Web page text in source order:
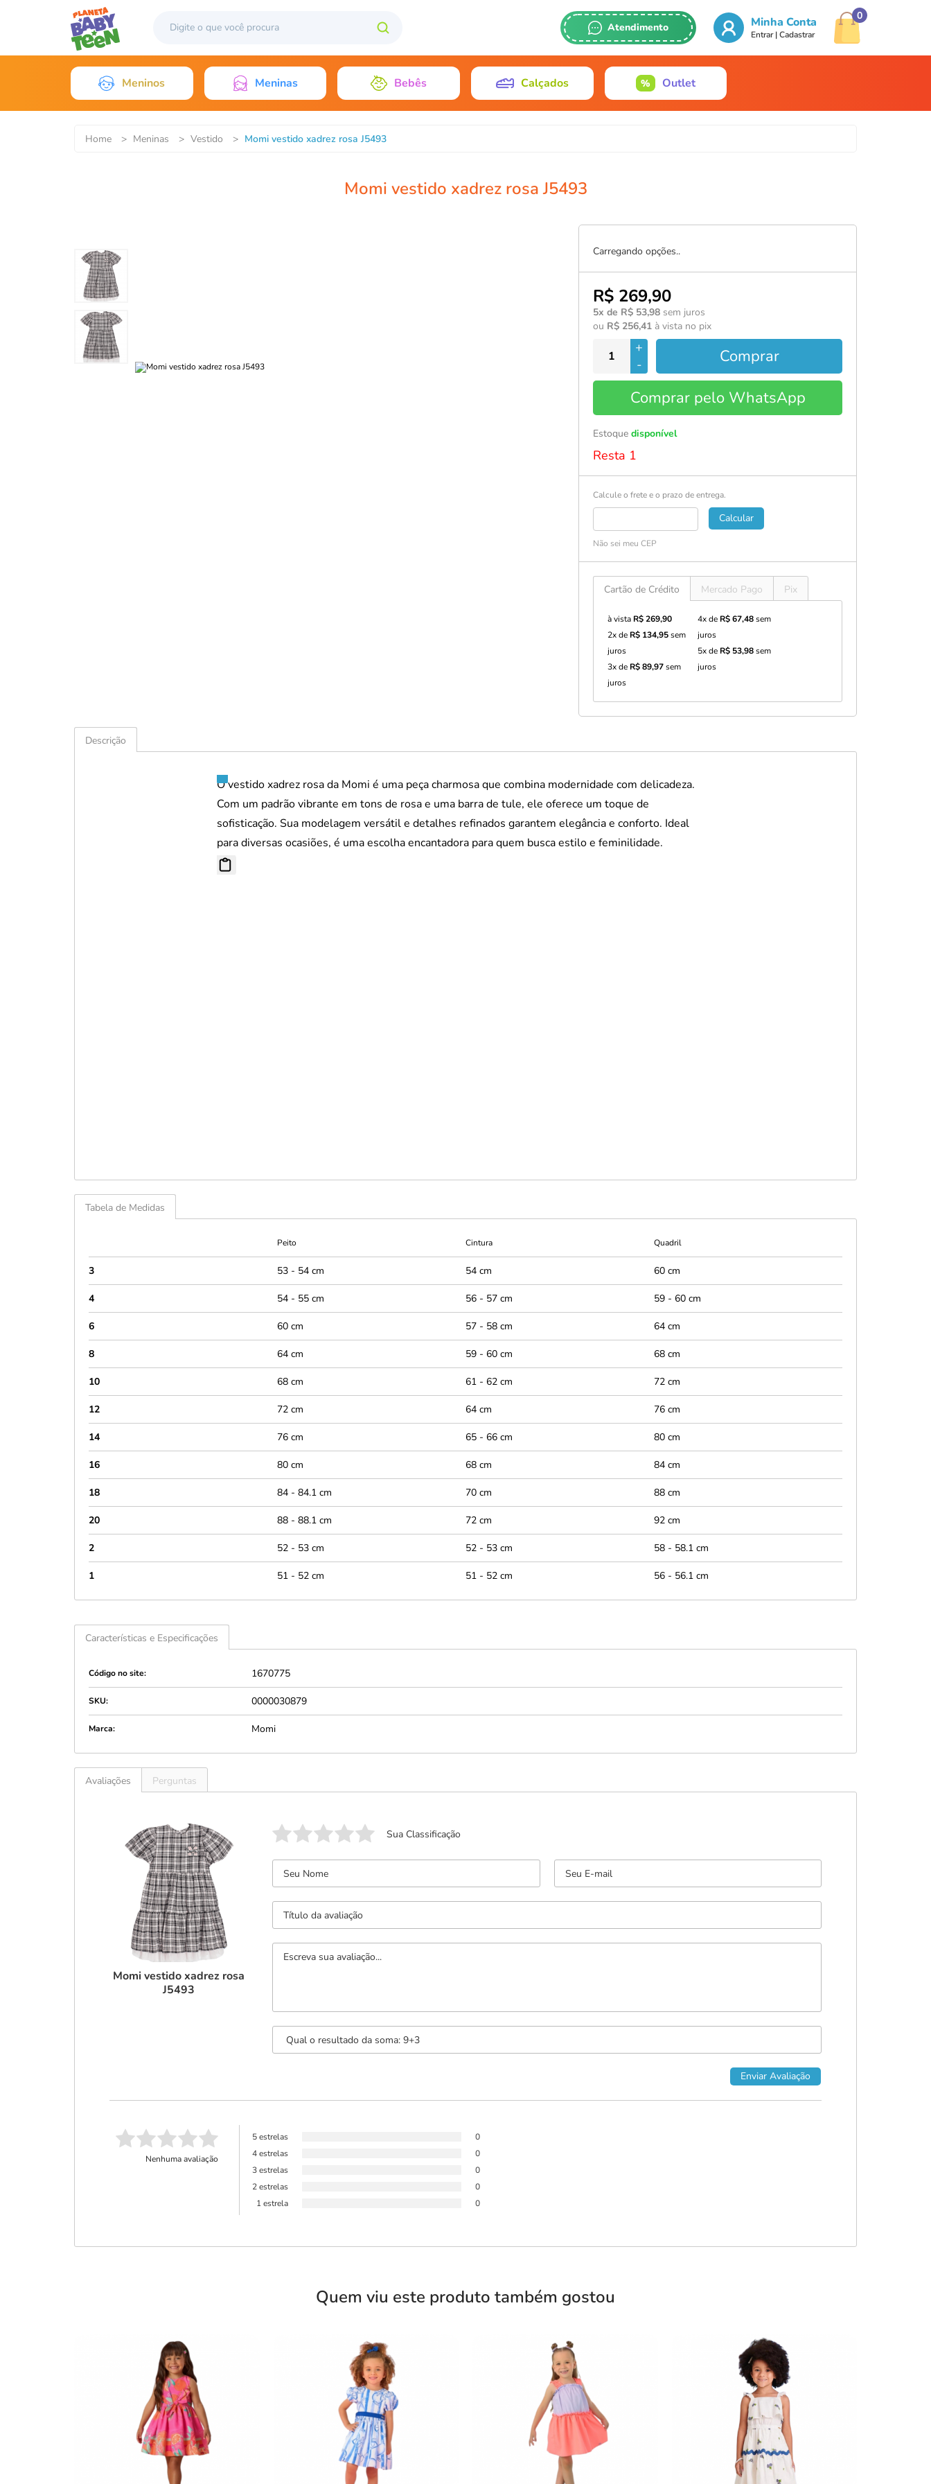
Atendimento
(011) 2628-2126
1198426-3447
Minha Conta
Entrar | Cadastrar
0
Meninos Meninas Bebês Calçados Outlet
Home > Meninas > Vestido > Momi vestido xadrez rosa J5493
Momi vestido xadrez rosa J5493
Carregando opções..
R$ 269,90
5x de R$ 53,98 sem juros
ou R$ 256,41 à vista no pix
+
-
Comprar
Comprar pelo WhatsApp
Estoque disponível
Resta 1
Calcule o frete e o prazo de entrega.
Calcular
Não sei meu CEP
Cartão de Crédito Mercado Pago Pix
à vista R$ 269,90
2x de R$ 134,95sem
juros
3x de R$ 89,97sem
juros
4x de R$ 67,48sem
juros
5x de R$ 53,98sem
juros
Descrição
O vestido xadrez rosa da Momi é uma peça charmosa que combina modernidade com delicadeza.
Com um padrão vibrante em tons de rosa e uma barra de tule, ele oferece um toque de
sofisticação. Sua modelagem versátil e detalhes refinados garantem elegância e conforto. Ideal
para diversas ocasiões, é uma escolha encantadora para quem busca estilo e feminilidade.
Tabela de Medidas
Peito Cintura Quadril
3 53 - 54 cm 54 cm 60 cm
4 54 - 55 cm 56 - 57 cm 59 - 60 cm
6 60 cm 57 - 58 cm 64 cm
8 64 cm 59 - 60 cm 68 cm
10 68 cm 61 - 62 cm 72 cm
12 72 cm 64 cm 76 cm
14 76 cm 65 - 66 cm 80 cm
16 80 cm 68 cm 84 cm
18 84 - 84.1 cm 70 cm 88 cm
20 88 - 88.1 cm 72 cm 92 cm
2 52 - 53 cm 52 - 53 cm 58 - 58.1 cm
1 51 - 52 cm 51 - 52 cm 56 - 56.1 cm
Características e Especificações
Código no site: 1670775
SKU: 0000030879
Marca: Momi
Avaliações Perguntas
Momi vestido xadrez rosa
J5493
Sua Classificação
Nenhuma avaliação
5 estrelas
0
4 estrelas
0
3 estrelas
0
2 estrelas
0
1 estrela
0
Quem viu este produto também gostou